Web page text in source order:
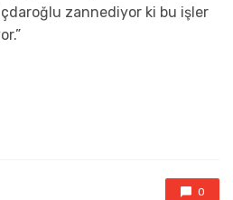
zannediyor ki bu işler
0